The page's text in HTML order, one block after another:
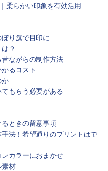
柔らかい印象を有効活用
り旗で目印に
？
ながらの制作方法
るコスト
か
もらう必要がある
ときの留意事項
法！希望通りのプリントはで
カラーにおまかせ
素材